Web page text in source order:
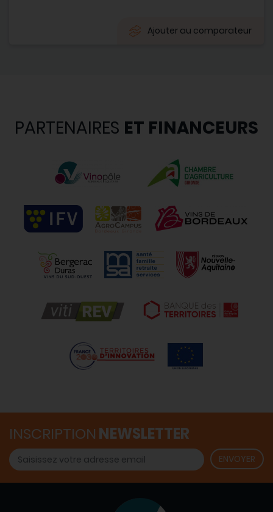
Ajouter au comparateur
PARTENAIRES ET FINANCEURS
INSCRIPTION NEWSLETTER